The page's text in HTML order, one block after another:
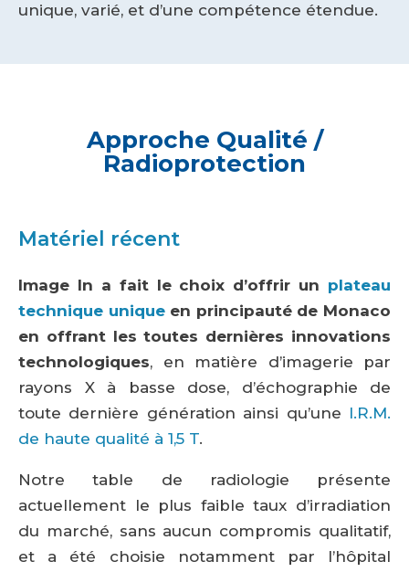
unique, varié, et d’une compétence étendue.
Approche Qualité /
Radioprotection
Matériel récent
Image In a fait le choix d’offrir un plateau
technique uniqueen principauté de Monaco
en offrant les toutes dernières innovations
technologiques, en matière d’imagerie par
rayons X à basse dose, d’échographie de
toute dernière génération ainsi qu’une I.R.M.
de haute qualité à 1,5 T.
Notre table de radiologie présente
actuellement le plus faible taux d’irradiation
du marché, sans aucun compromis qualitatif,
et a été choisie notamment par l’hôpital